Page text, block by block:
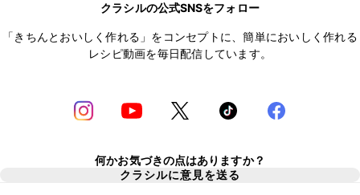
クラシルの公式SNSをフォロー
「きちんとおいしく作れる」をコンセプトに、簡単においしく作れる
レシピ動画を毎日配信しています。
何かお気づきの点はありますか？
クラシルに意見を送る